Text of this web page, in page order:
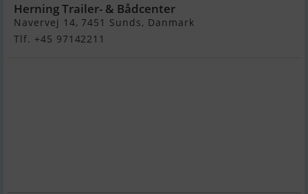
Herning Trailer- & Bådcenter
Navervej 14, 7451 Sunds, Danmark
Tlf. +45 97142211